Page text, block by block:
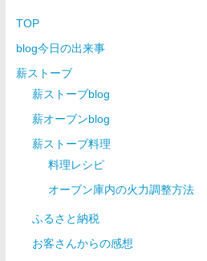
TOP
blog今日の出来事
薪ストーブ
薪ストーブblog
薪オーブンblog
薪ストーブ料理
料理レシピ
オーブン庫内の火力調整方法
ふるさと納税
お客さんからの感想